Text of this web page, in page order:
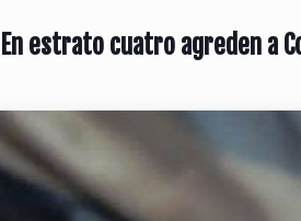
En estrato cuatro agreden a